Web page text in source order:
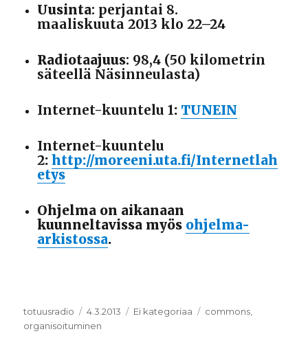
Uusinta: perjantai 8.
maaliskuuta 2013 klo 22–24
Radiotaajuus: 98,4 (50 kilometrin
säteellä Näsinneulasta)
Internet-kuuntelu 1: TUNEIN
Internet-kuuntelu
2:http://moreeni.uta.fi/Internetlah
etys
Ohjelma on aikanaan
kuunneltavissa myös ohjelma-
arkistossa.
Kirjoittaja
totuusradio Julkaistu
4.3.2013 Kategoriat
Ei kategoriaa Avainsanat
commons
organisoituminen